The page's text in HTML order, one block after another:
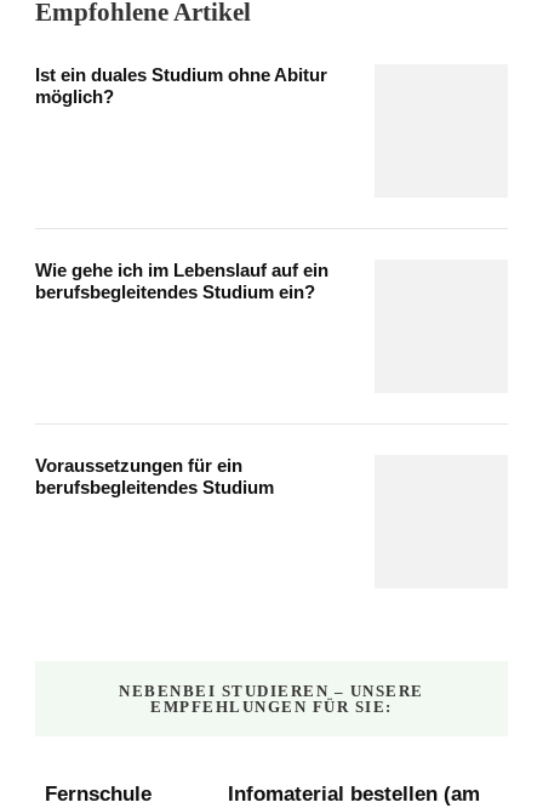
Empfohlene Artikel
Ist ein duales Studium ohne Abitur
möglich?
Wie gehe ich im Lebenslauf auf ein
berufsbegleitendes Studium ein?
Voraussetzungen für ein
berufsbegleitendes Studium
NEBENBEI STUDIEREN – UNSERE
EMPFEHLUNGEN FÜR SIE:
Fernschule
Infomaterial bestellen (am